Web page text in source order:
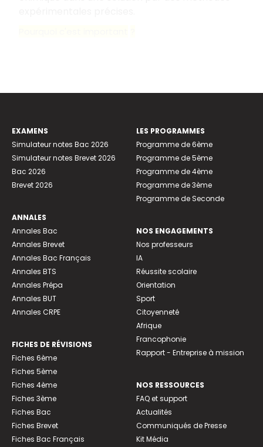
EXAMENS
Simulateur notes Bac 2026
Simulateur notes Brevet 2026
Bac 2026
Brevet 2026
ANNALES
Annales Bac
Annales Brevet
Annales Bac Français
Annales BTS
Annales Prépa
Annales BUT
Annales CRPE
FICHES DE RÉVISIONS
Fiches 6ème
Fiches 5ème
Fiches 4ème
Fiches 3ème
Fiches Bac
Fiches Brevet
Fiches Bac Français
LES PROGRAMMES
Programme de 6ème
Programme de 5ème
Programme de 4ème
Programme de 3ème
Programme de Seconde
NOS ENGAGEMENTS
Nos professeurs
IA
Réussite scolaire
Orientation
Sport
Citoyenneté
Afrique
Francophonie
Rapport - Entreprise à mission
NOS RESSOURCES
FAQ et support
Actualités
Communiqués de Presse
Kit Média